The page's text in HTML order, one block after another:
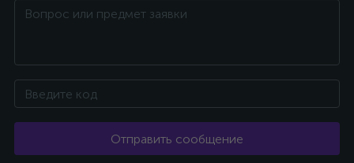
Отправить сообщение